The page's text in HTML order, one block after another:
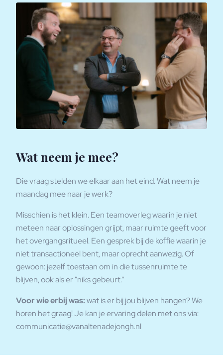
Wat neem je mee?
Die vraag stelden we elkaar aan het eind. Wat neem je
maandag mee naar je werk?
Misschien is het klein. Een teamoverleg waarin je niet
meteen naar oplossingen grijpt, maar ruimte geeft voor
het overgangsritueel. Een gesprek bij de koffie waarin je
niet transactioneel bent, maar oprecht aanwezig. Of
gewoon: jezelf toestaan om in die tussenruimte te
blijven, ook als er “niks gebeurt.”
Voor wie erbij was:wat is er bij jou blijven hangen? We
horen het graag! Je kan je ervaring delen met ons via:
communicatie@vanaltenadejongh.nl